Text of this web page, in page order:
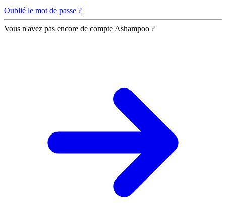
Oublié le mot de passe ?
Vous n'avez pas encore de compte Ashampoo ?